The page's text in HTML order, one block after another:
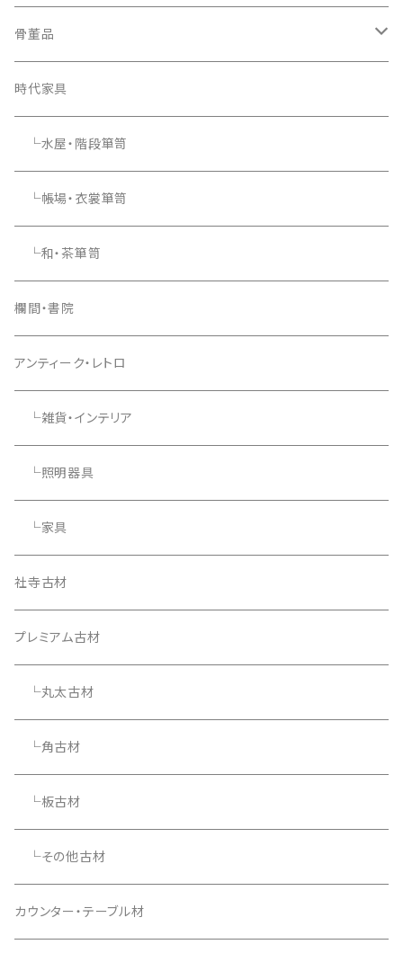
骨董品
骨董品
時代家具
└水屋・階段箪笥
└帳場・衣裳箪笥
└和・茶箪笥
欄間・書院
アンティーク・レトロ
└雑貨・インテリア
└照明器具
└家具
社寺古材
プレミアム古材
└丸太古材
└角古材
└板古材
└その他古材
カウンター・テーブル材